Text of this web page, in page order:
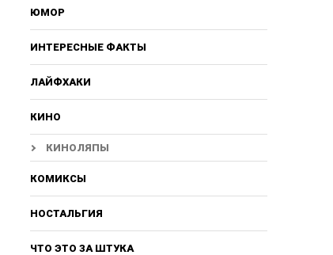
ЮМОР
ИНТЕРЕСНЫЕ ФАКТЫ
ЛАЙФХАКИ
КИНО
КИНОЛЯПЫ
КОМИКСЫ
НОСТАЛЬГИЯ
ЧТО ЭТО ЗА ШТУКА